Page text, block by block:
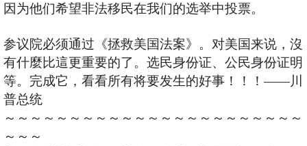
因为他们希望非法移民在我们的选举中投票。
参议院必须通过《拯救美国法案》。对美国来说，沒
有什麼比這更重要的了。选民身份证、公民身份证明
等。完成它，看看所有将要发生的好事！！！——川
普总统
～～～～～～～～～～～～～～～～～～～～～～～
～～～